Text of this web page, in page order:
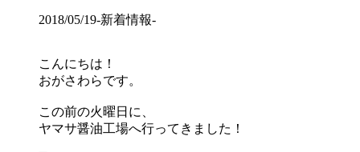
2018/05/19-新着情報-
こんにちは！
おがさわらです。
この前の火曜日に、
ヤマサ醤油工場へ行ってきました！